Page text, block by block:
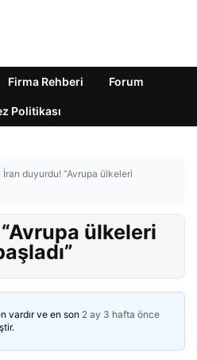
Firma Rehberi Forum
Politikası
İran duyurdu! “Avrupa ülkeleri
ülkeleri
vardır ve en son 2 ay 3 hafta önce